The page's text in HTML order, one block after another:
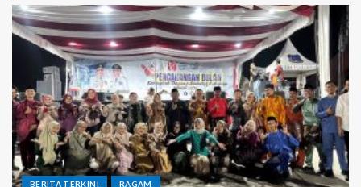
BERITA TERKINI RAGAM